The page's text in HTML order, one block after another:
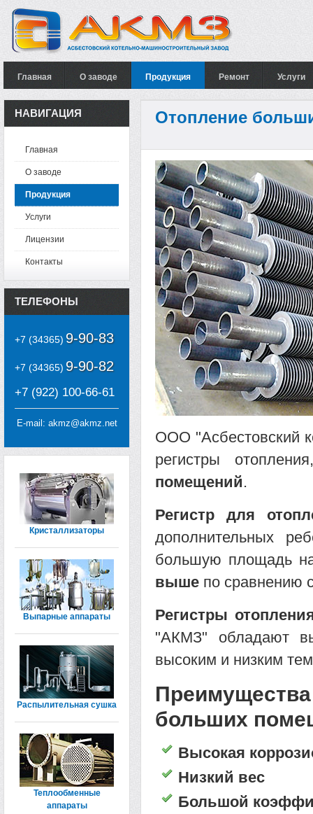
Главная О заводе Продукция Ремонт Услуги
Отопление
ООО "Асбестовский
регистры
помещений.
Регистр для
дополнительных
большую площадь
выше по сравнению
Регистры
"АКМЗ" обладают
высоким и низким
Преимущества
больших
Высокая
Низкий вес
Большой
НАВИГАЦИЯ
Главная
О заводе
Продукция
Услуги
Лицензии
Контакты
ТЕЛЕФОНЫ
+7 (34365) 9-90-83
+7 (34365) 9-90-82
+7 (922) 100-66-61
E-mail: akmz@akmz.net
Кристаллизаторы
Выпарные аппараты
Распылительная сушка
Теплообменные
аппараты